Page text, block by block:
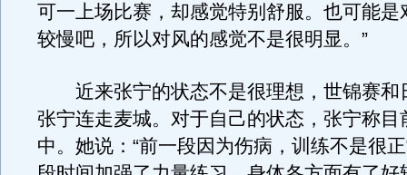
可一上场比赛，却感觉特别舒服。也可能是
较慢吧，所以对风的感觉不是很明显。”
近来张宁的状态不是很理想，世锦赛和
张宁连走麦城。对于自己的状态，张宁称目
中。她说：“前一段因为伤病，训练不是很